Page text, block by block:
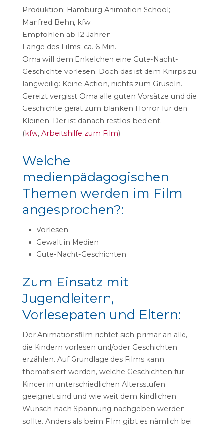
Produktion: Hamburg Animation School;
Manfred Behn, kfw
Empfohlen ab 12 Jahren
Länge des Films: ca. 6 Min.
Oma will dem Enkelchen eine Gute-Nacht-
Geschichte vorlesen. Doch das ist dem Knirps zu
langweilig: Keine Action, nichts zum Gruseln.
Gereizt vergisst Oma alle guten Vorsätze und die
Geschichte gerät zum blanken Horror für den
Kleinen. Der ist danach restlos bedient.
(kfw, Arbeitshilfe zum Film)
Welche
medienpädagogischen
Themen werden im Film
angesprochen?:
Vorlesen
Gewalt in Medien
Gute-Nacht-Geschichten
Zum Einsatz mit
Jugendleitern,
Vorlesepaten und Eltern:
Der Animationsfilm richtet sich primär an alle,
die Kindern vorlesen und/oder Geschichten
erzählen. Auf Grundlage des Films kann
thematisiert werden, welche Geschichten für
Kinder in unterschiedlichen Altersstufen
geeignet sind und wie weit dem kindlichen
Wunsch nach Spannung nachgeben werden
sollte. Anders als beim Film gibt es nämlich bei